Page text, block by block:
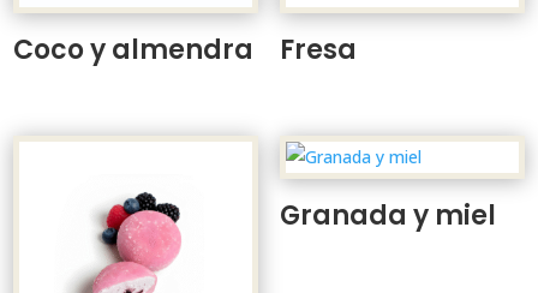
Coco y almendra Fresa
Granada y miel